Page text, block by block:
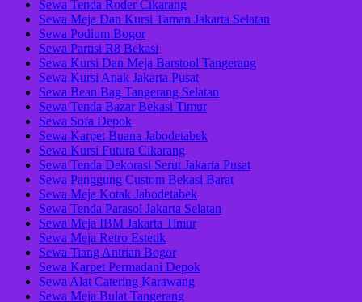
Sewa Tenda Roder Cikarang
Sewa Meja Dan Kursi Taman Jakarta Selatan
Sewa Podium Bogor
Sewa Partisi R8 Bekasi
Sewa Kursi Dan Meja Barstool Tangerang
Sewa Kursi Anak Jakarta Pusat
Sewa Bean Bag Tangerang Selatan
Sewa Tenda Bazar Bekasi Timur
Sewa Sofa Depok
Sewa Karpet Buana Jabodetabek
Sewa Kursi Futura Cikarang
Sewa Tenda Dekorasi Serut Jakarta Pusat
Sewa Panggung Custom Bekasi Barat
Sewa Meja Kotak Jabodetabek
Sewa Tenda Parasol Jakarta Selatan
Sewa Meja IBM Jakarta Timur
Sewa Meja Retro Estetik
Sewa Tiang Antrian Bogor
Sewa Karpet Permadani Depok
Sewa Alat Catering Karawang
Sewa Meja Bulat Tangerang